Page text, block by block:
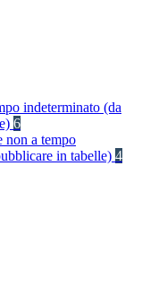
indeterminato (da
6
non a tempo
in tabelle) 4